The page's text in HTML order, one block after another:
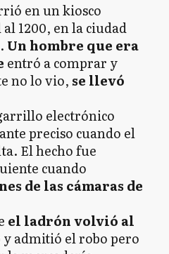
en un kiosco
1200, en la ciudad
Un hombre que era
entró a comprar y
no lo vio, se llevó
electrónico
preciso cuando el
El hecho fue
cuando
de las cámaras de
el ladrón volvió al
y admitió el robo pero